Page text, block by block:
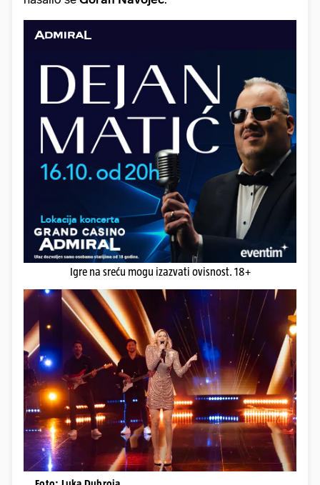
Igre na sreću mogu izazvati ovisnost. 18+